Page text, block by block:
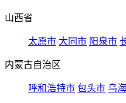
山西省
太原市 大同市 阳泉市
内蒙古自治区
呼和浩特市 包头市 乌